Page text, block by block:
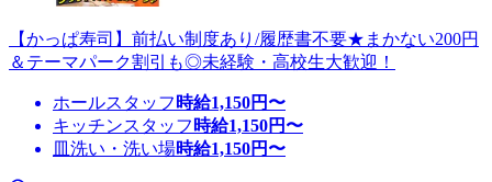
【かっぱ寿司】前払い制度あり/履歴書不要★まかない200円
＆テーマパーク割引も◎未経験・高校生大歓迎！
ホールスタッフ 時給1,150円〜
キッチンスタッフ 時給1,150円〜
皿洗い・洗い場時給1,150円〜